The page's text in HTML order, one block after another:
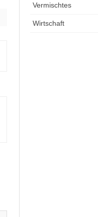
Vermischtes
Wirtschaft